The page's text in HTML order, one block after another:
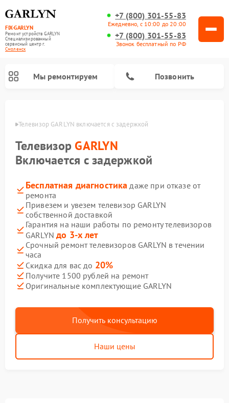
FIX-GARLYN
Ремонт устройств GARLYN
Специализированный
cервисный центр г.
Смоленск
+7 (800) 301-55-83
Ежедневно, с 10:00 до 20:00
+7 (800) 301-55-83
Звонок бесплатный по РФ
Мы ремонтируем Позвонить
Телевизор GARLYN включается с задержкой
Телевизор GARLYN
Включается с задержкой
Бесплатная диагностика даже при отказе от
ремонта
Привезем и увезем телевизор GARLYN
собственной доставкой
Гарантия на наши работы по ремонту телевизоров
GARLYNдо 3-х лет
Срочный ремонт телевизоров GARLYN в течении
часа
Скидка для вас до 20%
Получите 1500 рублей на ремонт
Оригинальные комплектующие GARLYN
Получить консультацию
Наши цены